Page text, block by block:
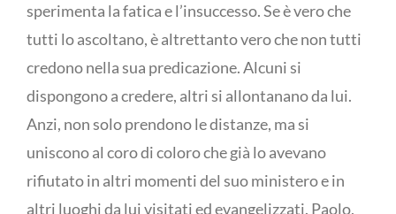
sperimenta la fatica e l’insuccesso. Se è vero che
tutti lo ascoltano, è altrettanto vero che non tutti
credono nella sua predicazione. Alcuni si
dispongono a credere, altri si allontanano da lui.
Anzi, non solo prendono le distanze, ma si
uniscono al coro di coloro che già lo avevano
rifiutato in altri momenti del suo ministero e in
altri luoghi da lui visitati ed evangelizzati. Paolo,